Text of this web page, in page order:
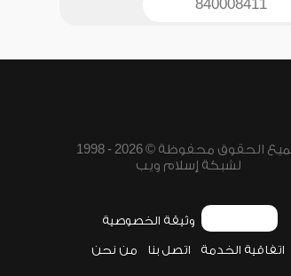
840008411
جميع الحقوق محفوظة © 2026 - 1998
لشبكة إسلام ويب
وثيقة الخصوصية
اتفاقية الخدمة اتصل بنا من نحن